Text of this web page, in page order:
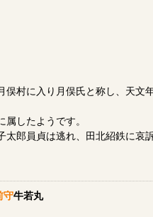
俣村に入り月俣氏と称し、天文
したようです。
太郎員貞は逃れ、田北紹鉄に哀
守牛若丸